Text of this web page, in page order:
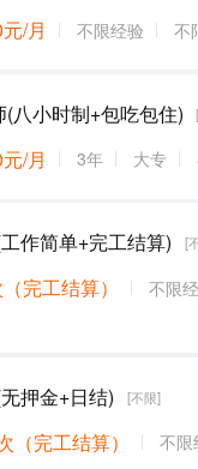
/月 不限经验 不
八小时制+包吃包住)
/月 3年 大专
作简单+完工结算) [
完工结算） 不限
押金+日结) [不限]
（完工结算） 不限